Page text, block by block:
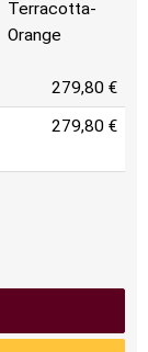
Terracotta-
Orange
279,80 €
279,80 €